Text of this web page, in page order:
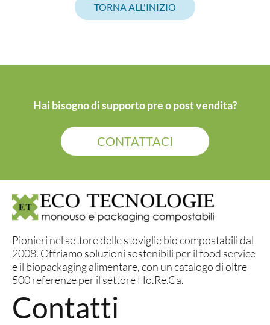
TORNA ALL'INIZIO
Hai bisogno di supporto pre o post vendita?
CONTATTACI
Pionieri nel settore delle stoviglie bio compostabili dal
2008. Offriamo soluzioni sostenibili per il food service
e il biopackaging alimentare, con un catalogo di oltre
500 referenze per il settore Ho.Re.Ca.
Contatti